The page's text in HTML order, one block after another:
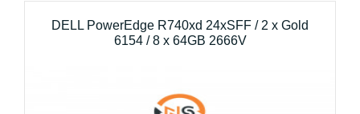
DELL PowerEdge R740xd 24xSFF / 2 x Gold
6154 / 8 x 64GB 2666V